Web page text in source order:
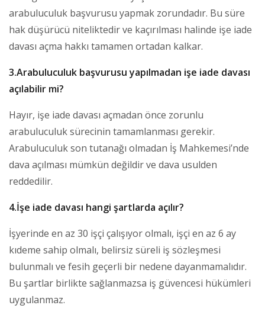
arabuluculuk başvurusu yapmak zorundadır. Bu süre
hak düşürücü niteliktedir ve kaçırılması halinde işe iade
davası açma hakkı tamamen ortadan kalkar.
3.Arabuluculuk başvurusu yapılmadan işe iade davası
açılabilir mi?
Hayır, işe iade davası açmadan önce zorunlu
arabuluculuk sürecinin tamamlanması gerekir.
Arabuluculuk son tutanağı olmadan İş Mahkemesi’nde
dava açılması mümkün değildir ve dava usulden
reddedilir.
4.İşe iade davası hangi şartlarda açılır?
İşyerinde en az 30 işçi çalışıyor olmalı, işçi en az 6 ay
kıdeme sahip olmalı, belirsiz süreli iş sözleşmesi
bulunmalı ve fesih geçerli bir nedene dayanmamalıdır.
Bu şartlar birlikte sağlanmazsa iş güvencesi hükümleri
uygulanmaz.